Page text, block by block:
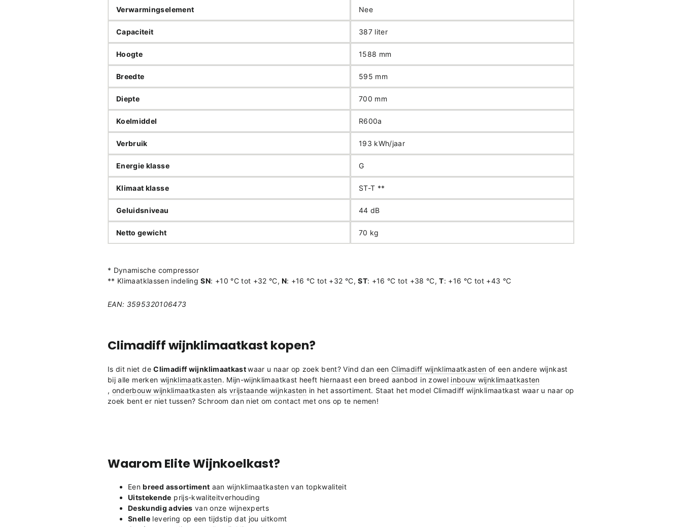
Verwarmingselement Nee
Capaciteit 387 liter
Hoogte 1588 mm
Breedte 595 mm
Diepte 700 mm
Koelmiddel R600a
Verbruik 193 kWh/jaar
Energie klasse G
Klimaat klasse ST-T **
Geluidsniveau 44 dB
Netto gewicht 70 kg
* Dynamische compressor
** Klimaatklassen indelingSN: +10 °C tot +32 °C, N: +16 °C tot +32 °C,ST: +16 °C tot +38 °C,T: +16 °C tot +43 °C
EAN: 3595320106473
Climadiffwijnklimaatkast kopen?
Is dit niet de Climadiff wijnklimaatkastwaar u naar op zoek bent? Vind dan een Climadiff wijnklimaatkasten of een andere wijnkast
bij alle merken wijnklimaatkasten. Mijn-wijnklimaatkast heeft hiernaast een breed aanbod in zowel inbouw wijnklimaatkasten
, onderbouw wijnklimaatkasten als vrijstaande wijnkasten in het assortiment. Staat het model Climadiff wijnklimaatkast waar u naar op
zoek bent er niet tussen? Schroom dan niet om contact met ons op te nemen!
Waarom Elite Wijnkoelkast?
Eenbreed assortiment aan wijnklimaatkasten van topkwaliteit
Uitstekende prijs-kwaliteitverhouding
Deskundig advies van onze wijnexperts
Snelle levering op een tijdstip dat jou uitkomt